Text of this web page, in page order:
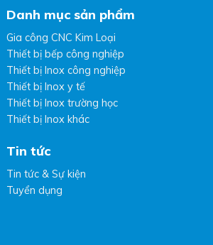
Danh mục sản phẩm
Gia công CNC Kim Loại
Thiết bị bếp công nghiệp
Thiết bị Inox công nghiệp
Thiết bị Inox y tế
Thiết bị Inox trường học
Thiết bị Inox khác
Tin tức
Tin tức & Sự kiện
Tuyển dụng